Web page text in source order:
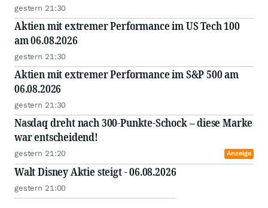
gestern 21:30
Aktien mit extremer Performance im US Tech 100
am 06.08.2026
gestern 21:30
Aktien mit extremer Performance im S&P 500 am
06.08.2026
gestern 21:30
Nasdaq dreht nach 300-Punkte-Schock – diese Marke
war entscheidend!
gestern 21:20 Anzeige
Walt Disney Aktie steigt - 06.08.2026
gestern 21:00